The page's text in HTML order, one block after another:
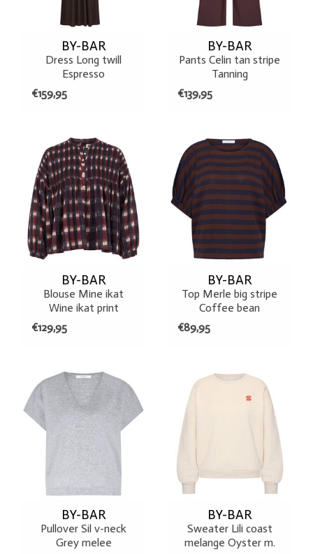
BY-BAR
Dress Long twill
Espresso
€159,95
BY-BAR
Pants Celin tan stripe
Tanning
€139,95
BY-BAR
Blouse Mine ikat
Wine ikat print
€129,95
BY-BAR
Top Merle big stripe
Coffee bean
€89,95
BY-BAR
Pullover Sil v-neck
Grey melee
BY-BAR
Sweater Lili coast
melange Oyster m.